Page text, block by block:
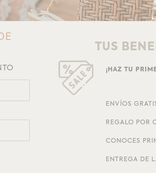
TUS
¡HAZ TU
ENVÍOS
REGALO POR
CONOCES
ENTREGA DE